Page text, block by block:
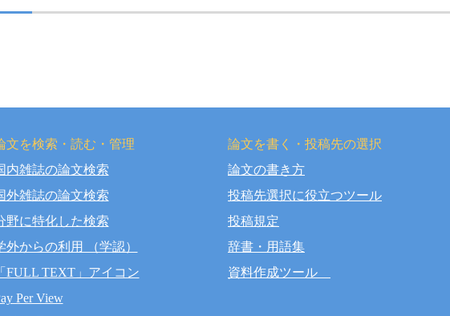
文を検索・読む・管理
内雑誌の論文検索
外雑誌の論文検索
野に特化した検索
外からの利用 （学認）
「FULL TEXT」アイコン
Per View
論文を書く・投稿先の選択
論文の書き方
投稿先選択に役立つツール
投稿規定
辞書・用語集
資料作成ツール
Copyright © OSAKA DENTAL UNIVERSITY LIBRARY All Rights Reserved.